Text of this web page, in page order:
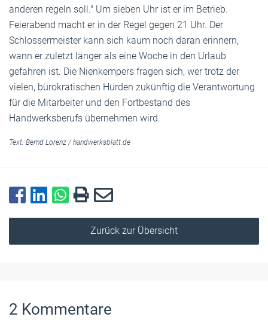
anderen regeln soll." Um sieben Uhr ist er im Betrieb.
Feierabend macht er in der Regel gegen 21 Uhr. Der
Schlossermeister kann sich kaum noch daran erinnern,
wann er zuletzt länger als eine Woche in den Urlaub
gefahren ist. Die Nienkempers fragen sich, wer trotz der
vielen, bürokratischen Hürden zukünftig die Verantwortung
für die Mitarbeiter und den Fortbestand des
Handwerksberufs übernehmen wird.
Text: Bernd Lorenz / handwerksblatt.de
Zurück zur Übersicht
2 Kommentare